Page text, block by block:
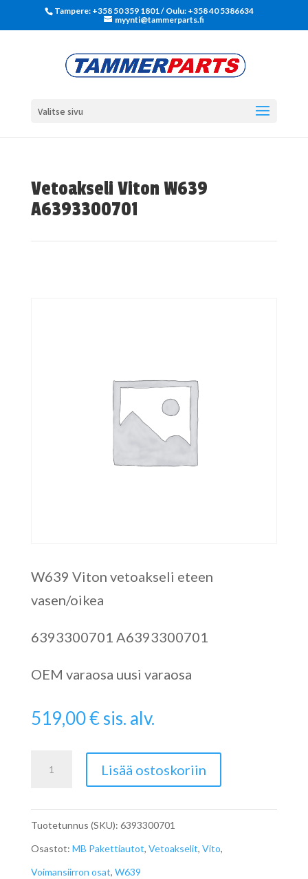
Tampere: +358 50 359 1801‬ / Oulu: +358 40 5386634
myynti@tammerparts.fi
Valitse sivu
Vetoakseli Viton W639
A6393300701
W639 Viton vetoakseli eteen
vasen/oikea
6393300701 A6393300701
OEM varaosa uusi varaosa
519,00€sis. alv.
W639
A6393300701
määrä
Lisää ostoskoriin
Tuotetunnus (SKU): 6393300701
Osastot: MB Pakettiautot, Vetoakselit, Vito,
Voimansiirron osat, W639